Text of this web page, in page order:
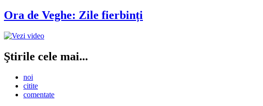
Ora de Veghe: Zile fierbinți
Ştirile cele mai...
noi
citite
comentate